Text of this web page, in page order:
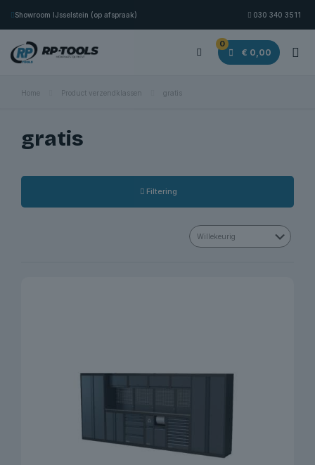
Showroom IJsselstein (op afspraak) 030 340 3511
0
€ 0,00
Home Product verzendklassen gratis
gratis
Filtering